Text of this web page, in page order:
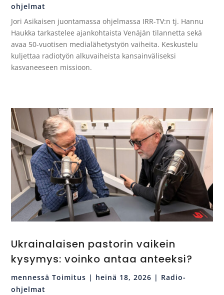
ohjelmat
Jori Asikaisen juontamassa ohjelmassa IRR-TV:n tj. Hannu
Haukka tarkastelee ajankohtaista Venäjän tilannetta sekä
avaa 50-vuotisen medialähetystyön vaiheita. Keskustelu
kuljettaa radiotyön alkuvaiheista kansainväliseksi
kasvaneeseen missioon.
Ukrainalaisen pastorin vaikein
kysymys: voinko antaa anteeksi?
mennessäToimitus | heinä 18, 2026 | Radio-
ohjelmat